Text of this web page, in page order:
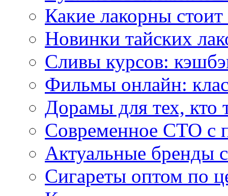
Какие лакорны стоит
Новинки тайских
Сливы курсов:
Фильмы онлайн:
Дорамы для тех, кто
Современное СТО с
Актуальные бренды
Сигареты оптом по